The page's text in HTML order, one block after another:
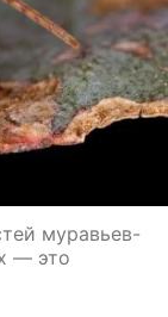
муравьев-
— это